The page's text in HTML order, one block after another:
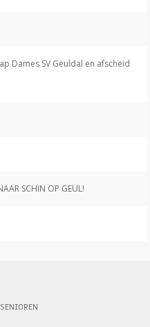
Dames SV Geuldal en afscheid
SCHIN OP GEUL!